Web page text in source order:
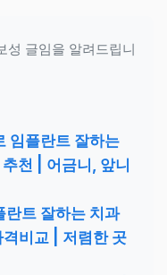
성 글임을 알려드립니
임플란트 잘하는
천 | 어금니, 앞니
란트 잘하는 치과
비교 | 저렴한 곳